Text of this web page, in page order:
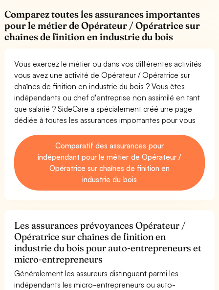
Comparez toutes les assurances importantes
pour le métier de Opérateur / Opératrice sur
chaînes de finition en industrie du bois
Vous exercez le métier ou dans vos différentes activités
vous avez une activité de Opérateur / Opératrice sur
chaînes de finition en industrie du bois ? Vous êtes
indépendants ou chef d'entreprise non assimilé en tant
que salarié ? SideCare a spécialement créé une page
dédiée à toutes les assurances importantes pour vous
Comparatif des assurances pour
indépendant pour le métier de Opérateur /
Opératrice sur chaînes de finition en
industrie du bois
Les assurances prévoyances Opérateur /
Opératrice sur chaînes de finition en
industrie du bois pour auto-entrepreneurs et
micro-entrepreneurs
Généralement les assureurs distinguent parmi les
indépendants les micro-entrepreneurs ou auto-